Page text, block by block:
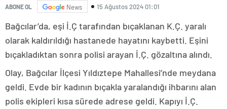
ABONE OL News 15 Ağustos 2024 01:01
Bağcılar’da, eşi İ.Ç tarafından bıçaklanan K.Ç. yaralı
olarak kaldırıldığı hastanede hayatını kaybetti. Eşini
bıçakladıktan sonra polisi arayan İ.Ç. gözaltına alındı.
Olay, Bağcılar İlçesi Yıldıztepe Mahallesi’nde meydana
geldi. Evde bir kadının bıçakla yaralandığı ihbarını alan
polis ekipleri kısa sürede adrese geldi. Kapıyı İ.Ç.